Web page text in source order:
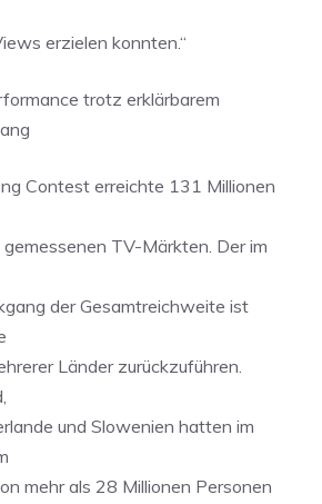
erzielen konnten.“
trotz erklärbarem
Contest erreichte 131 Millionen
TV-Märkten. Der im
der Gesamtreichweite ist
Länder zurückzuführen.
und Slowenien hatten im
mehr als 28 Millionen Personen